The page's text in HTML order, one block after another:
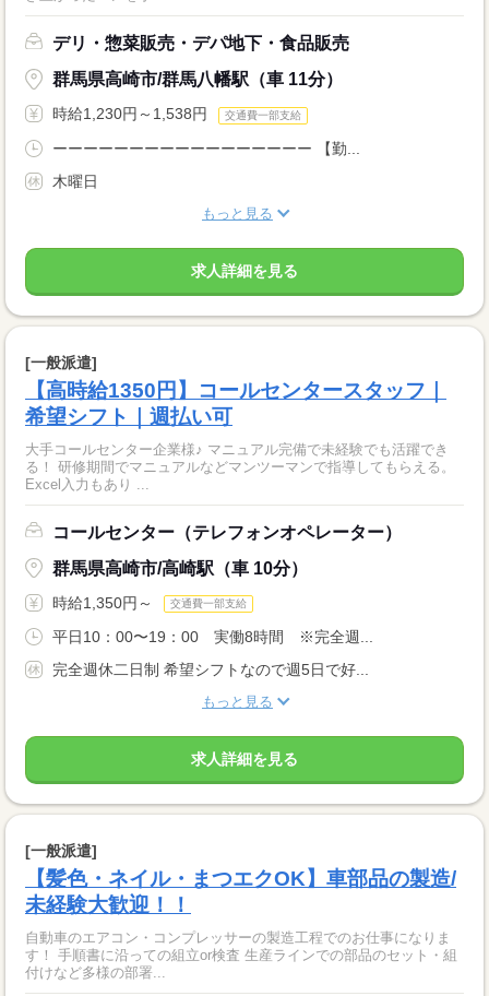
デリ・惣菜販売・デパ地下・食品販売
群馬県高崎市/群馬八幡駅（車 11分）
時給1,230円～1,538円 交通費一部支給
ーーーーーーーーーーーーーーーーー 【勤...
木曜日
もっと見る
求人詳細を見る
[一般派遣]
【高時給1350円】コールセンタースタッフ｜
希望シフト｜週払い可
大手コールセンター企業様♪ マニュアル完備で未経験でも活躍でき
る！ 研修期間でマニュアルなどマンツーマンで指導してもらえる。
Excel入力もあり ...
コールセンター（テレフォンオペレーター）
群馬県高崎市/高崎駅（車 10分）
時給1,350円～ 交通費一部支給
平日10：00〜19：00 実働8時間 ※完全週...
完全週休二日制 希望シフトなので週5日で好...
もっと見る
求人詳細を見る
[一般派遣]
【髪色・ネイル・まつエクOK】車部品の製造/
未経験大歓迎！！
自動車のエアコン・コンプレッサーの製造工程でのお仕事になりま
す！ 手順書に沿っての組立or検査 生産ラインでの部品のセット・組
付けなど多様の部署...